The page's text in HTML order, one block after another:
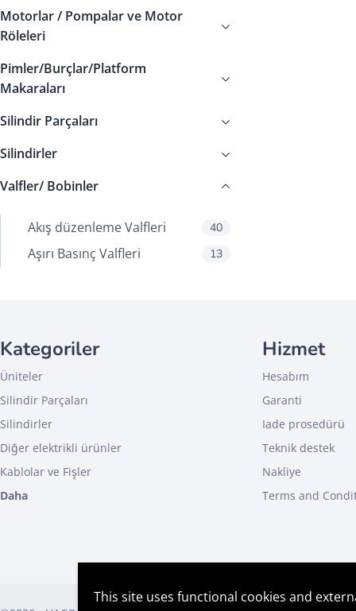
This site uses functional cookies and
Motorlar / Pompalar ve Motor
Röleleri
Pimler/Burçlar/Platform
Makaraları
Silindir Parçaları
Silindirler
Valfler/ Bobinler
Akış düzenleme Valfleri 40
Aşırı Basınç Valfleri 13
Kartuşlar (bobinsiz valfler)
Manuel Valfleri
Mekanik Valfler
Solenoid Valfler
Valf Blokları
Kategoriler
Üniteler
Silindir Parçaları
Silindirler
Diğer elektrikli ürünler
Kablolar ve Fişler
Daha
Hizmet
Hesabım
Garanti
Iade prosedürü
Teknik destek
Nakliye
Terms and